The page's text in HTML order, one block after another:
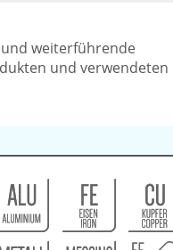
weiterführende
und verwendeten